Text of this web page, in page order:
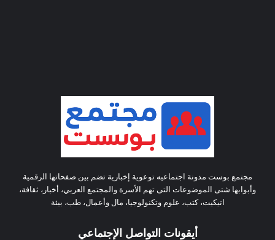
مجتمع بوست مدونة اجتماعيه توعوية إخبارية تضم بين صفحاتها الرقمية
وأبوابها شتى الموضوعات التى تهم الأسرة والمجتمع العربي، أخبار، ثقافة،
اتيكيت، كتب، علوم وتكنولوجيا، مال وأعمال، طب، بيئة
أيقونات التواصل الإجتماعي